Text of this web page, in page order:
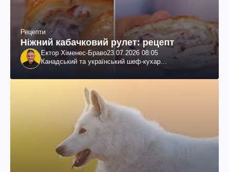
Рецепти
Ніжний кабачковий рулет: рецепт
Ектор Хіменес-Браво23.07.2026 08:05
Канадський та український шеф-кухар